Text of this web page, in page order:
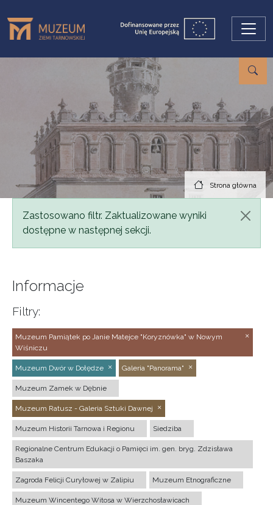
Strona główna
Komunikat
Zastosowano filtr. Zaktualizowane wyniki
dostępne w następnej sekcji.
Informacje
Filtry:
Muzeum Pamiątek po Janie Matejce "Koryznówka" w Nowym
Wiśniczu
Muzeum Dwór w Dołędze Galeria "Panorama"
Muzeum Zamek w Dębnie
Muzeum Ratusz - Galeria Sztuki Dawnej
Muzeum Historii Tarnowa i Regionu Siedziba
Regionalne Centrum Edukacji o Pamięci im. gen. bryg. Zdzisława
Baszaka
Zagroda Felicji Curyłowej w Zalipiu Muzeum Etnograficzne
Muzeum Wincentego Witosa w Wierzchosławicach